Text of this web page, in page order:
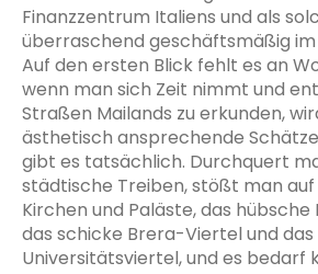
Finanzzentrum Italiens und als
überraschend geschäftsmäßig im
Auf den ersten Blick fehlt es an
wenn man sich Zeit nimmt und
Straßen Mailands zu erkunden,
ästhetisch ansprechende
gibt es tatsächlich. Durchquert
städtische Treiben, stößt man
Kirchen und Paläste, das
das schicke Brera-Viertel und
Universitätsviertel, und es bedarf